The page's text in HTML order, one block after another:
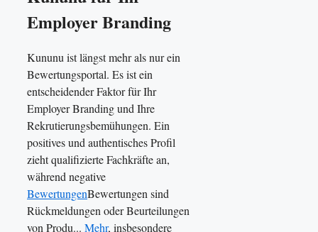
Employer Branding
Kununu ist längst mehr als nur ein
Bewertungsportal. Es ist ein
entscheidender Faktor für Ihr
Employer Branding und Ihre
Rekrutierungsbemühungen. Ein
positives und authentisches Profil
zieht qualifizierte Fachkräfte an,
während negative
BewertungenBewertungen sind
Rückmeldungen oder Beurteilungen
von Produ... Mehr, insbesondere